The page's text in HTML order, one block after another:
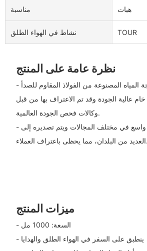
مناسبة هبات
نشاط في الهواء الطلق TOUR
نظرة عامة على المنتج
- زجاجة المياه المصنوعة من الفولاذ المقاوم للصدأ STWADD
عالية الجودة وقد تم الاعتراف بها من قبل
وكالات فحص الجودة العالمية.
- يستخدم على نطاق واسع في مختلف المجالات ويتم تصديره إلى
العديد من البلدان، مما يحظى باعتراف العملاء.
ميزات المنتج
- السعة: 1000 مل
- ينطبق على السفر في الهواء الطلق والهدايا